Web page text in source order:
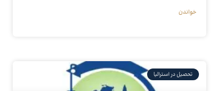
خواندن
تحصیل در استرالیا